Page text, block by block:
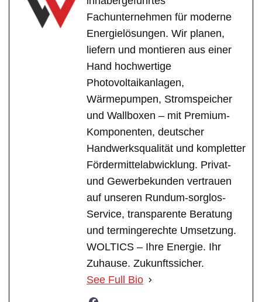
Fachunternehmen für moderne
Energielösungen. Wir planen,
liefern und montieren aus einer
Hand hochwertige
Photovoltaikanlagen,
Wärmepumpen, Stromspeicher
und Wallboxen – mit Premium-
Komponenten, deutscher
Handwerksqualität und kompletter
Fördermittelabwicklung. Privat-
und Gewerbekunden vertrauen
auf unseren Rundum-sorglos-
Service, transparente Beratung
und termingerechte Umsetzung.
WOLTICS – Ihre Energie. Ihr
Zuhause. Zukunftssicher.
See Full Bio